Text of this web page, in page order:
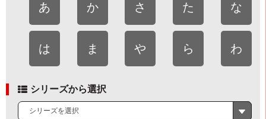
あ か さ た な
は ま や ら わ
シリーズから選択
シリーズを選択